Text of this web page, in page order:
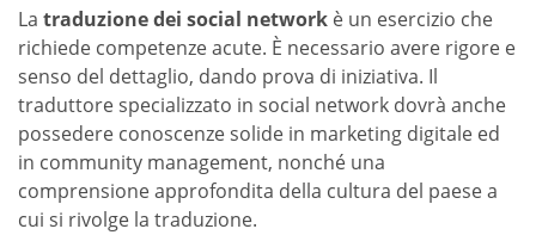
La traduzione dei social network è un esercizio che
richiede competenze acute. È necessario avere rigore e
senso del dettaglio, dando prova di iniziativa. Il
traduttore specializzato in social network dovrà anche
possedere conoscenze solide in marketing digitale ed
in community management, nonché una
comprensione approfondita della cultura del paese a
cui si rivolge la traduzione.